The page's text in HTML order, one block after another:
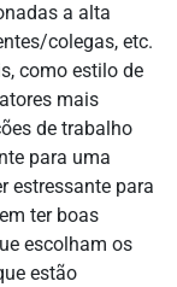
a alta
colegas, etc.
como estilo de
mais
de trabalho
para uma
estressante para
ter boas
escolham os
estão